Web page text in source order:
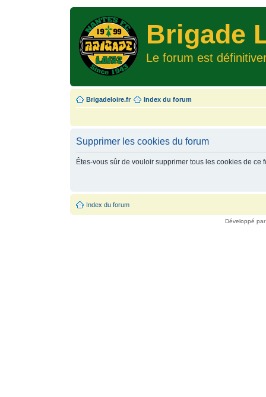
Brigade
Le forum est
Brigadeloire.fr Index du forum
Supprimer les cookies du forum
Êtes-vous sûr de vouloir supprimer tous les cookies de ce
Index du forum
Développé